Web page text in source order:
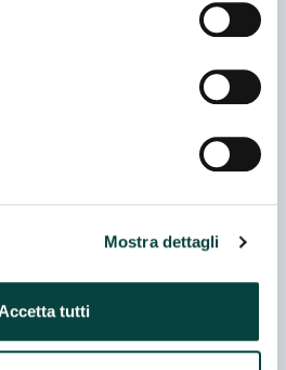
Mostra dettagli
Accetta tutti
06 - Stand G 066